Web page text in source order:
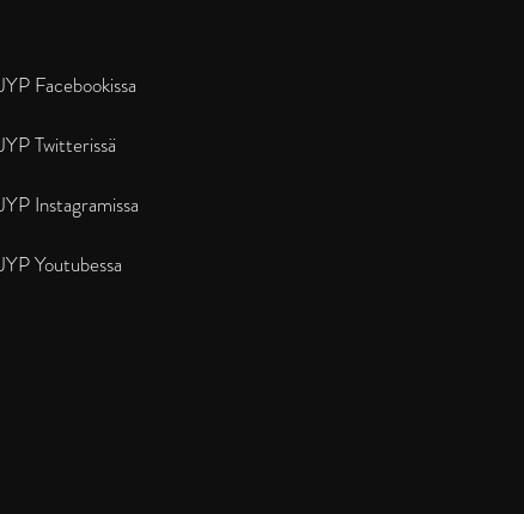
Facebookissa
Twitterissä
Instagramissa
Youtubessa